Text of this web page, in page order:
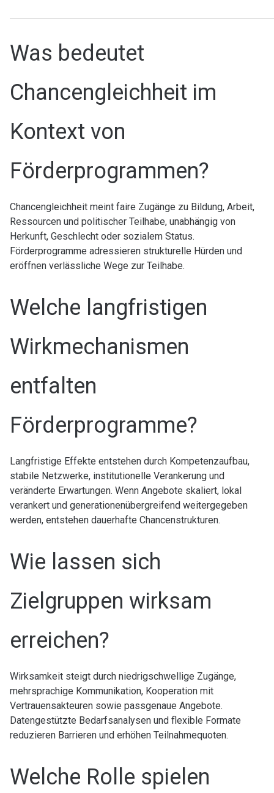
Was bedeutet
Chancengleichheit im
Kontext von
Förderprogrammen?
Chancengleichheit meint faire Zugänge zu Bildung, Arbeit,
Ressourcen und politischer Teilhabe, unabhängig von
Herkunft, Geschlecht oder sozialem Status.
Förderprogramme adressieren strukturelle Hürden und
eröffnen verlässliche Wege zur Teilhabe.
Welche langfristigen
Wirkmechanismen
entfalten
Förderprogramme?
Langfristige Effekte entstehen durch Kompetenzaufbau,
stabile Netzwerke, institutionelle Verankerung und
veränderte Erwartungen. Wenn Angebote skaliert, lokal
verankert und generationenübergreifend weitergegeben
werden, entstehen dauerhafte Chancenstrukturen.
Wie lassen sich
Zielgruppen wirksam
erreichen?
Wirksamkeit steigt durch niedrigschwellige Zugänge,
mehrsprachige Kommunikation, Kooperation mit
Vertrauensakteuren sowie passgenaue Angebote.
Datengestützte Bedarfsanalysen und flexible Formate
reduzieren Barrieren und erhöhen Teilnahmequoten.
Welche Rolle spielen